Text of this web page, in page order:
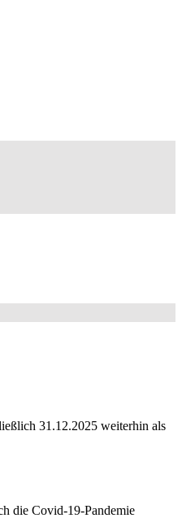
31.12.2025 weiterhin als
die Covid-19-Pandemie